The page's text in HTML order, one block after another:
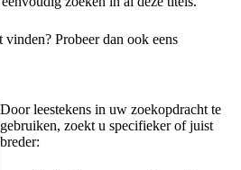
Probeer dan ook eens
Door leestekens in uw zoekopdracht te
gebruiken, zoekt u specifieker of juist
breder: